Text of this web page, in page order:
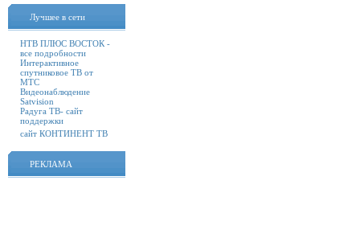
Лучшее в сети
НТВ ПЛЮС ВОСТОК -
все подробности
Интерактивное
спутниковое ТВ от
МТС
Видеонаблюдение
Satvision
Радуга ТВ- сайт
поддержки
сайт КОНТИНЕНТ ТВ
РЕКЛАМА